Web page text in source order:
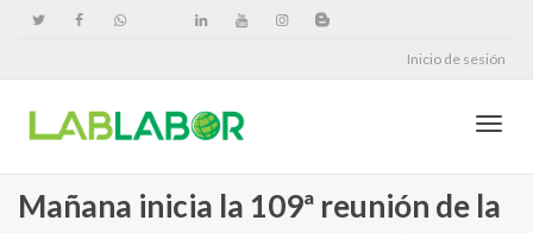
Inicio de sesión
Mañana inicia la 109ª reunión de la